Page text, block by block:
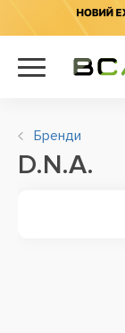
Бренди
D.N.A.